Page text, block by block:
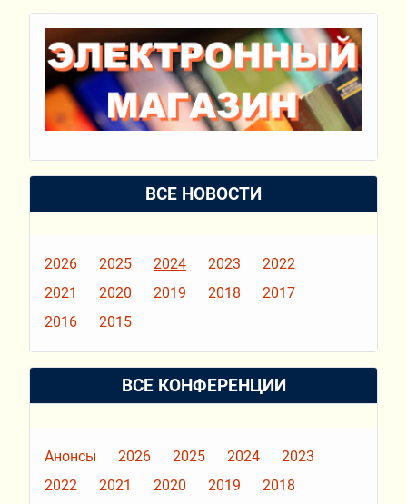
ВСЕ НОВОСТИ
2026 2025 2024 2023
2022
2021
2020 2019 2018
2017
2016
2015
ВСЕ КОНФЕРЕНЦИИ
Анонсы 2026 2025 2024
2023
2022
2021 2020 2019
2018